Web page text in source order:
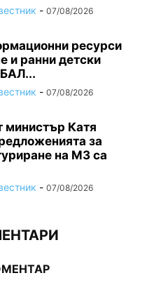
- 07/08/2026
ресурси
и ранни детски
- 07/08/2026
министър Катя
за
на МЗ са
- 07/08/2026